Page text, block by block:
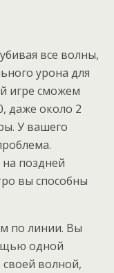
все волны,
урона для
игре сможем
даже около 2
У вашего
поздней
вы способны
по линии. Вы
одной
волной,